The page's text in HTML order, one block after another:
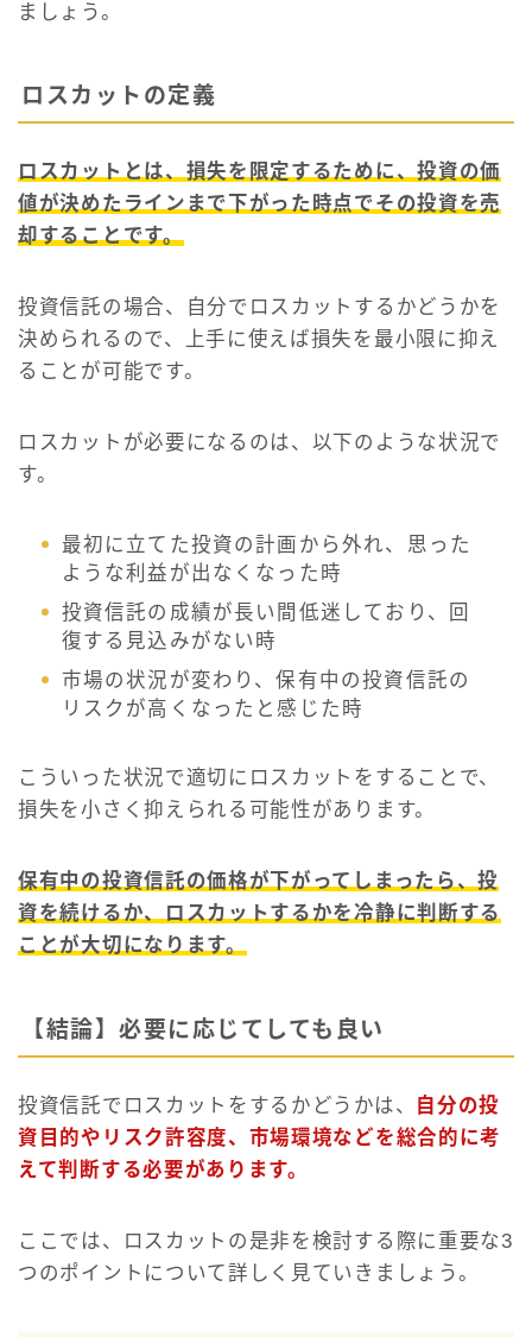
ましょう。
ロスカットの定義
ロスカットとは、損失を限定するために、投資の価
値が決めたラインまで下がった時点でその投資を売
却することです。
投資信託の場合、自分でロスカットするかどうかを
決められるので、上手に使えば損失を最小限に抑え
ることが可能です。
ロスカットが必要になるのは、以下のような状況で
す。
最初に立てた投資の計画から外れ、思った
ような利益が出なくなった時
投資信託の成績が長い間低迷しており、回
復する見込みがない時
市場の状況が変わり、保有中の投資信託の
リスクが高くなったと感じた時
こういった状況で適切にロスカットをすることで、
損失を小さく抑えられる可能性があります。
保有中の投資信託の価格が下がってしまったら、投
資を続けるか、ロスカットするかを冷静に判断する
ことが大切になります。
【結論】必要に応じてしても良い
投資信託でロスカットをするかどうかは、
自分の投
資目的やリスク許容度、市場環境などを総合的に考
えて判断する必要があります。
ここでは、ロスカットの是非を検討する際に重要な3
つのポイントについて詳しく見ていきましょう。